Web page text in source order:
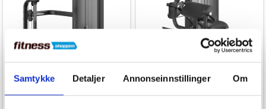
Samtykke Detaljer Annonseinnstillinger Om